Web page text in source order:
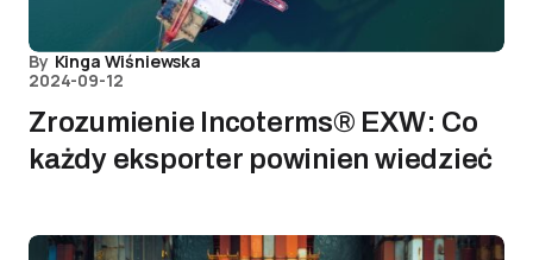
By Kinga Wiśniewska
2024-09-12
Zrozumienie Incoterms® EXW: Co
każdy eksporter powinien wiedzieć